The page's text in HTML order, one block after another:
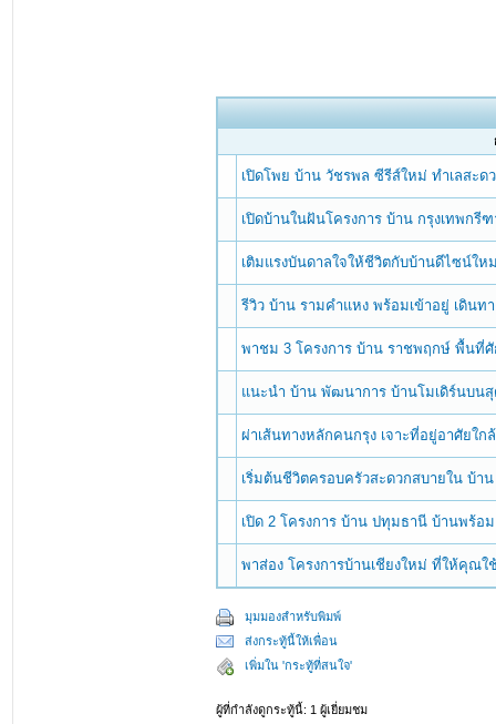
เปิดโพย บ้าน วัชรพล ซีรีส์ใหม่ ทำเลสะด
เปิดบ้านในฝันโครงการ บ้าน กรุงเทพก
เติมแรงบันดาลใจให้ชีวิตกับบ้านดีไซน์ใ
รีวิว บ้าน รามคำแหง พร้อมเข้าอยู่ เดิน
พาชม 3 โครงการ บ้าน ราชพฤกษ์ พื้นที่
แนะนำ บ้าน พัฒนาการ บ้านโมเดิร์นบน
ผ่าเส้นทางหลักคนกรุง เจาะที่อยู่อาศัยใก
เริ่มต้นชีวิตครอบครัวสะดวกสบายใน บ้า
เปิด 2 โครงการ บ้าน ปทุมธานี บ้านพร้อ
พาส่อง โครงการบ้านเชียงใหม่ ที่ให้คุณ
มุมมองสำหรับพิมพ์
ส่งกระทู้นี้ให้เพื่อน
เพิ่มใน 'กระทู้ที่สนใจ'
ผู้ที่กำลังดูกระทู้นี้: 1 ผู้เยี่ยมชม